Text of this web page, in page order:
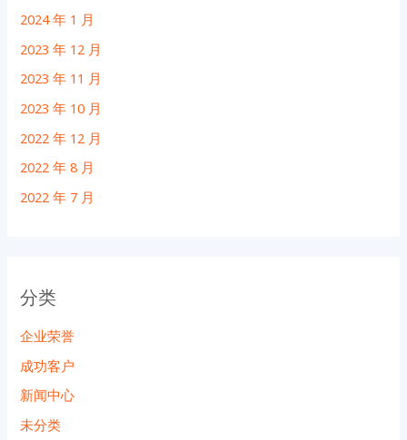
2024 年 1 月
2023 年 12 月
2023 年 11 月
2023 年 10 月
2022 年 12 月
2022 年 8 月
2022 年 7 月
分类
企业荣誉
成功客户
新闻中心
未分类